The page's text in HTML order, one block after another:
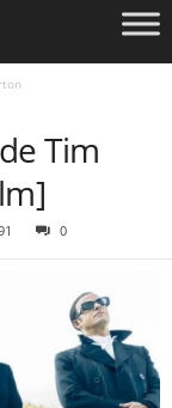
Tim
0